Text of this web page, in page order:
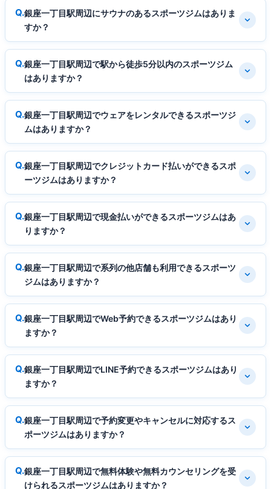
銀座一丁目駅周辺にサウナのあるスポーツジムはありま
すか？
銀座一丁目駅周辺で駅から徒歩5分以内のスポーツジム
はありますか？
銀座一丁目駅周辺でウェアをレンタルできるスポーツジ
ムはありますか？
銀座一丁目駅周辺でクレジットカード払いができるスポ
ーツジムはありますか？
銀座一丁目駅周辺で現金払いができるスポーツジムはあ
りますか？
銀座一丁目駅周辺で系列の他店舗も利用できるスポーツ
ジムはありますか？
銀座一丁目駅周辺でWeb予約できるスポーツジムはあり
ますか？
銀座一丁目駅周辺でLINE予約できるスポーツジムはあり
ますか？
銀座一丁目駅周辺で予約変更やキャンセルに対応するス
ポーツジムはありますか？
銀座一丁目駅周辺で無料体験や無料カウンセリングを受
けられるスポーツジムはありますか？